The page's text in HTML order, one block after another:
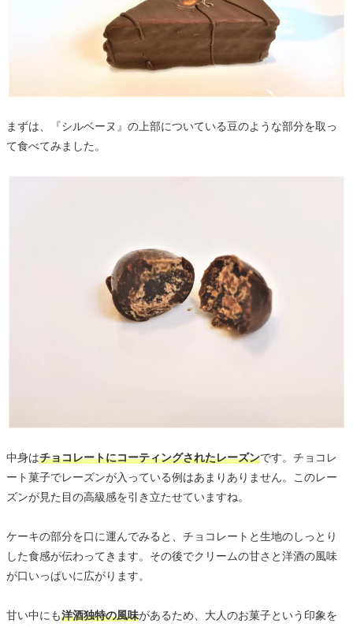
まずは、『シルベーヌ』の上部についている豆のような部分を取っ
て食べてみました。
中身はチョコレートにコーティングされたレーズンです。チョコレ
ート菓子でレーズンが入っている例はあまりありません。このレー
ズンが見た目の高級感を引き立たせていますね。
ケーキの部分を口に運んでみると、チョコレートと生地のしっとり
した食感が伝わってきます。その後でクリームの甘さと洋酒の風味
が口いっぱいに広がります。
甘い中にも洋酒独特の風味があるため、大人のお菓子という印象を